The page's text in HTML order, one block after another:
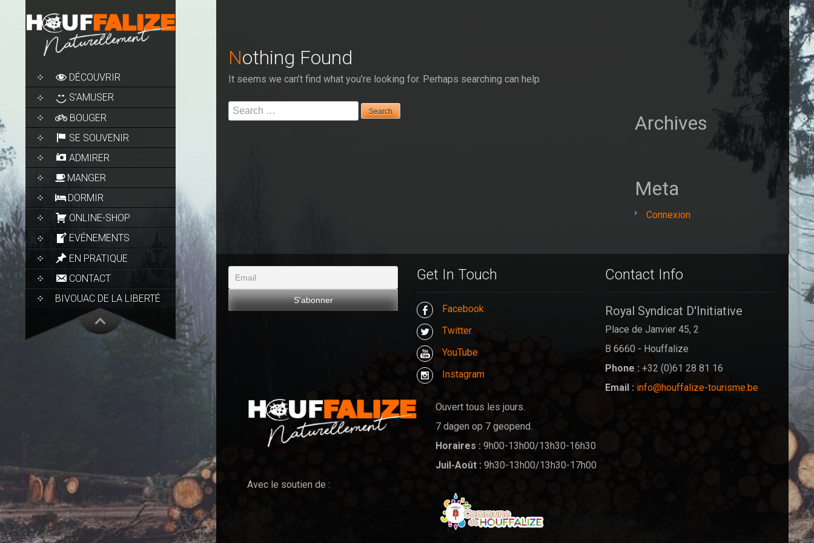
SKIP
TO
CONTENT
DÉCOUVRIR
S’AMUSER
BOUGER
SE SOUVENIR
ADMIRER
MANGER
DORMIR
ONLINE-SHOP
EVÉNEMENTS
EN PRATIQUE
CONTACT
BIVOUAC DE LA LIBERTÉ
Nothing Found
It seems we can’t find what you’re looking for. Perhaps searching can help.
Search
for:
Archives
Meta
Connexion
Get In Touch
Facebook
Twitter
YouTube
Instagram
Contact Info
Royal Syndicat D'Initiative
Place de Janvier 45, 2
B 6660 - Houffalize
Phone : +32 (0)61 28 81 16
Email : info@houffalize-tourisme.be
Ouvert tous les jours.
7 dagen op 7 geopend.
Horaires : 9h00-13h00/13h30-16h30
Juil-Août : 9h30-13h00/13h30-17h00
Avec le soutien de :